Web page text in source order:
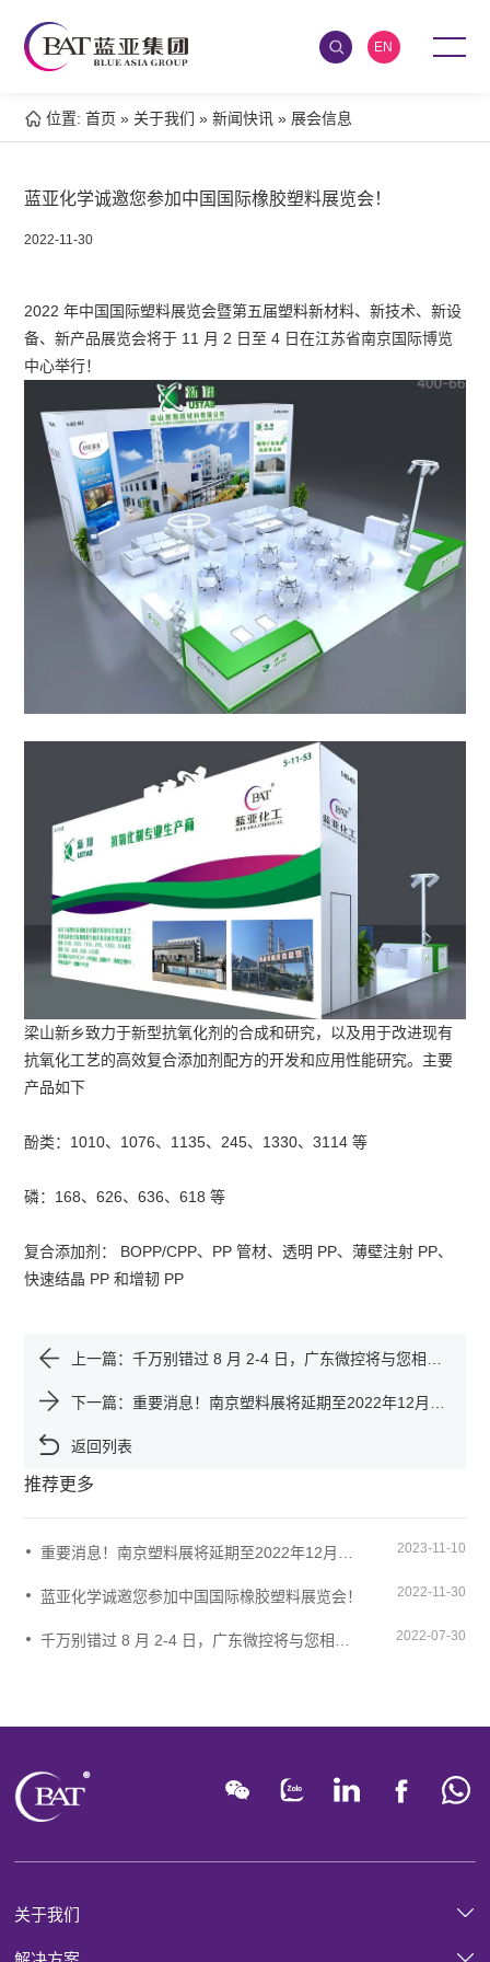
EN
位置:首页 » 关于我们 »新闻快讯 » 展会信息
蓝亚化学诚邀您参加中国国际橡胶塑料展览会！
2022-11-30
2022 年中国国际塑料展览会暨第五届塑料新材料、新技术、新设
备、新产品展览会将于 11 月 2 日至 4 日在江苏省南京国际博览
中心举行！
梁山新乡致力于新型抗氧化剂的合成和研究，以及用于改进现有
抗氧化工艺的高效复合添加剂配方的开发和应用性能研究。主要
产品如下
酚类：1010、1076、1135、245、1330、3114 等
磷：168、626、636、618 等
复合添加剂： BOPP/CPP、PP 管材、透明 PP、薄壁注射 PP、
快速结晶 PP 和增韧 PP
上一篇： 千万别错过 8 月 2-4 日，广东微控将与您相约徐州混凝土外加剂产业节。
下一篇： 重要消息！南京塑料展将延期至2022年12月中旬！
返回列表
推荐更多
重要消息！南京塑料展将延期至2022年12月中旬！ 2023-11-10
蓝亚化学诚邀您参加中国国际橡胶塑料展览会！ 2022-11-30
千万别错过 8 月 2-4 日，广东微控将与您相约徐州混凝土外加剂产业节。 2022-07-30
关于我们